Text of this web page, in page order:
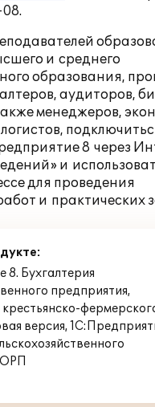
и среднего
образования,
аудиторов,
менеджеров,
8 через
и
для проведения
и практических
8. Бухгалтерия
предприятия,
крестьянско-
версия,